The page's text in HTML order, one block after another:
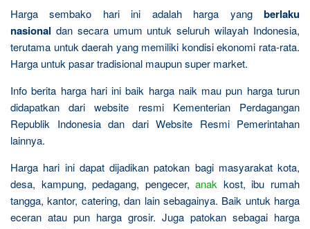
Harga sembako hari ini adalah harga yang berlaku
nasional dan secara umum untuk seluruh wilayah Indonesia,
terutama untuk daerah yang memiliki kondisi ekonomi rata-rata.
Harga untuk pasar tradisional maupun super market.
Info berita harga hari ini baik harga naik mau pun harga turun
didapatkan dari website resmi Kementerian Perdagangan
Republik Indonesia dan dari Website Resmi Pemerintahan
lainnya.
Harga hari ini dapat dijadikan patokan bagi masyarakat kota,
desa, kampung, pedagang, pengecer,anak kost, ibu rumah
tangga, kantor, catering, dan lain sebagainya. Baik untuk harga
eceran atau pun harga grosir. Juga patokan sebagai harga